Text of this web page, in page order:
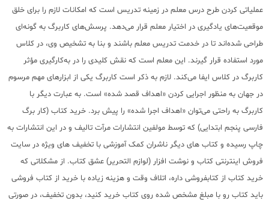
عملیاتی کردن طرح درس معلم در زمینه تدریس است که امکانات لازم را برای خلق
موقعیت‌های یادگیری در اختیار معلم قرار می‌دهد. پرسش‌های کاربرگ به گونه‌ای
طراحی شده‌اند تا در خدمت تدریس معلم باشند و بنا به تشخیص وی، در کلاس
مورد استفاده قرار گیرند. این معلم است که نقش کلیدی را در به‌کارگیری مؤثر
کاربرگ در کلاس ایفا می‌کند. لازم به ذکر است کاربرگ یکی از ابزارهای مهم مرسوم
در جهان به منظور اجرایی کردن «اهداف قصد شده» است. به عبارت دیگر با
کاربرگ به راحتی می‌توان «اهداف اجرا شده» را پیش برد. خرید کتاب (کار برگ
فارسی پنجم ابتدایی) که توسط مولفین انتشارات مرآت تالیف و در این انتشارات به
چاپ رسیده و کتاب های دیگر ناشران کمک آموزشی با تخفیف های ویژه در سایت
فروش اینترنتی کتاب و نوشت افزار (لوازم التحریر) عشق کتاب. از مشکلاتی که
خرید کتاب از کتابفروشی داره، اتلاف وقت و هزینه زیاده با خرید از کتاب فروشی
باید کتاب رو با مبلغ مشخص شده روی کتاب خرید کنید، بدون تخفیف، در صورتی